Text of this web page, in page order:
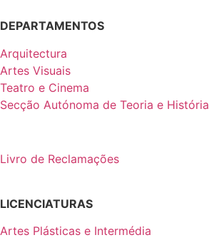
DEPARTAMENTOS
Arquitectura
Artes Visuais
Teatro e Cinema
Secção Autónoma de Teoria e História
Livro de Reclamações
LICENCIATURAS
Artes Plásticas e Intermédia